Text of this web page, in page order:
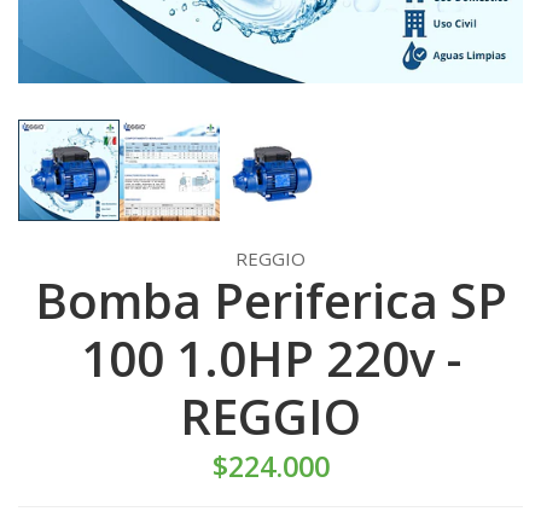
REGGIO
Bomba Periferica SP
100 1.0HP 220v -
REGGIO
$224.000